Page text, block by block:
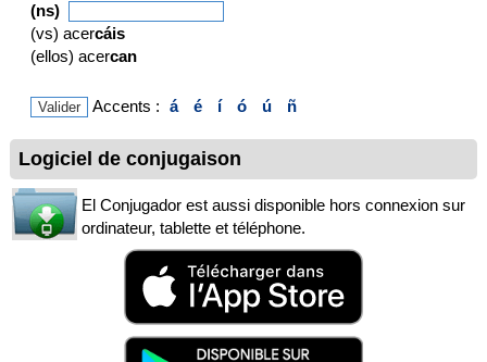
(ns)
(vs) acercáis
(ellos) acercan
Accents : á é í ó ú ñ
Logiciel de conjugaison
El Conjugador est aussi disponible hors connexion sur
ordinateur, tablette et téléphone.